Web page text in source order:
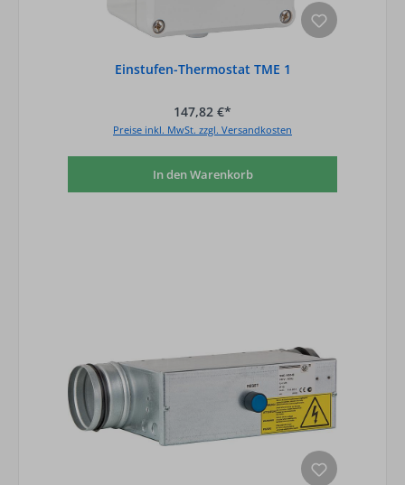
Einstufen-Thermostat TME 1
147,82 €*
Preise inkl. MwSt. zzgl. Versandkosten
In den Warenkorb